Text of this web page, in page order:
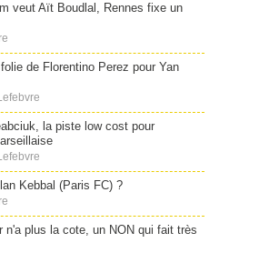
veut Aït Boudlal, Rennes fixe un
de Florentino Perez pour Yan
la piste low cost pour
Kebbal (Paris FC) ?
n'a plus la cote, un NON qui fait très